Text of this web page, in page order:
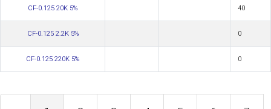
CF-0.125 20K 5% 40
CF-0.125 2.2K 5% 0
CF-0.125 220K 5% 0